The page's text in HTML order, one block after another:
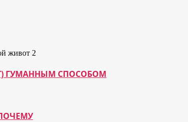
ГУМАННЫМ СПОСОБОМ